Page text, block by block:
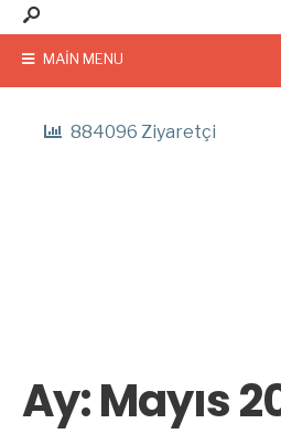
MAIN MENU
884096 Ziyaretçi
Ay:Mayıs